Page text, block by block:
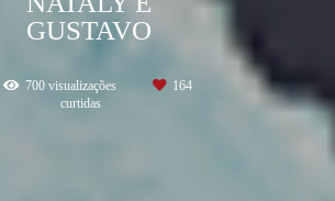
GUSTAVO
700visualizações
164
curtidas